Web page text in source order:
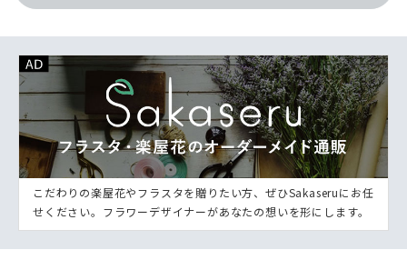
こだわりの楽屋花やフラスタを贈りたい方、ぜひSakaseruにお任
せください。フラワーデザイナーがあなたの想いを形にします。